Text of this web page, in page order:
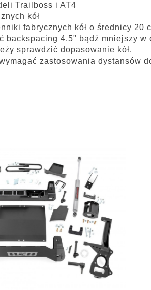
Trailboss i AT4
kół
fabrycznych kół o średnicy 20
backspacing 4.5" bądź mniejszy w
sprawdzić dopasowanie kół.
zastosowania dystansów